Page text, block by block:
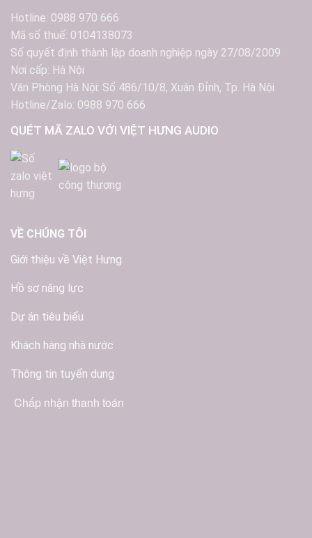
Hotline: 0988 970 666
Mã số thuế: 0104138073
Số quyết định thành lập doanh nghiệp ngày 27/08/2009
Nơi cấp: Hà Nội
Văn Phòng Hà Nội: Số 486/10/8, Xuân Đỉnh, Tp. Hà Nội
Hotline/Zalo: 0988 970 666
QUÉT MÃ ZALO VỚI VIỆT HƯNG AUDIO
VỀ CHÚNG TÔI
Giới thiệu về Việt Hưng
Hồ sơ năng lực
Dự án tiêu biểu
Khách hàng nhà nước
Thông tin tuyển dụng
Chấp nhận thanh toán